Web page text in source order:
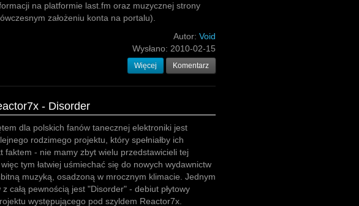
na platformie last.fm oraz muzycznej strony
założeniu konta na portalu).
Autor: Void
Wysłano: 2010-02-15
Więcej Komentarz
- Disorder
dla polskich fanów tanecznej elektroniki jest
rodzimego projektu, który spełniałby ich
faktem - nie mamy zbyt wielu przedstawicieli tej
tym łatwiej uśmiechać się do nowych wydawnictw
muzyką, osadzoną w mrocznym klimacie. Jednym
całą pewnością jest "Disorder" - debiut płytowy
występującego pod szyldem Reactor7x.